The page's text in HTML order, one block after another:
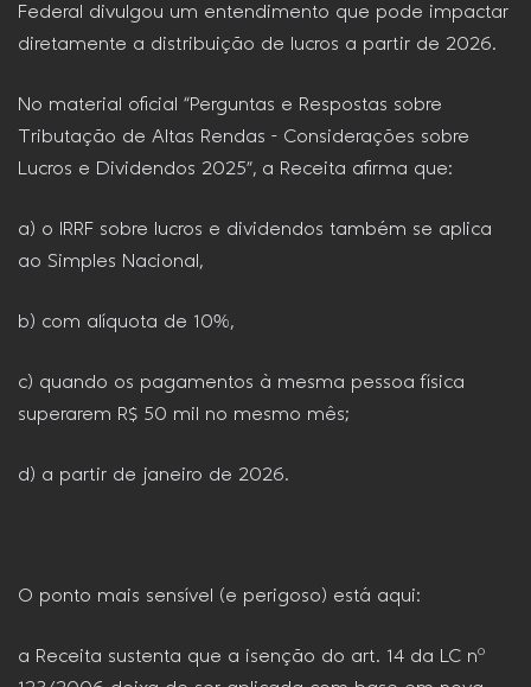
Federal divulgou um entendimento que pode impactar
diretamente a distribuição de lucros a partir de 2026.
No material oficial “Perguntas e Respostas sobre
Tributação de Altas Rendas – Considerações sobre
Lucros e Dividendos 2025”, a Receita afirma que:
a) o IRRF sobre lucros e dividendos também se aplica
ao Simples Nacional,
b) com alíquota de 10%,
c) quando os pagamentos à mesma pessoa física
superarem R$ 50 mil no mesmo mês;
d) a partir de janeiro de 2026.
O ponto mais sensível (e perigoso) está aqui:
a Receita sustenta que a isenção do art. 14 da LC nº